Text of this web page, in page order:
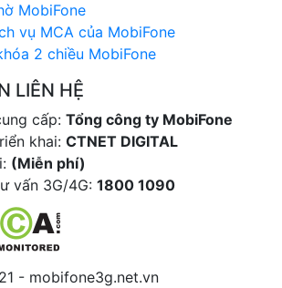
MobiFone
vụ MCA của MobiFone
2 chiều MobiFone
LIÊN HỆ
cấp: Tổng công ty MobiFone
khai: CTNET DIGITAL
(Miễn phí)
vấn 3G/4G: 1800 1090
- mobifone3g.net.vn